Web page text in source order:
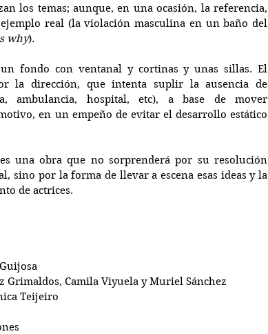
los temas; aunque, en una ocasión, la referencia,
real (la violación masculina en un baño del
why).
un fondo con ventanal y cortinas y unas sillas. El
la dirección, que intenta suplir la ausencia de
ambulancia, hospital, etc), a base de mover
en un empeño de evitar el desarrollo estático
una obra que no sorprenderá por su resolución
sino por la forma de llevar a escena esas ideas y la
de actrices.
Grimaldos, Camila Viyuela y Muriel Sánchez
Teijeiro